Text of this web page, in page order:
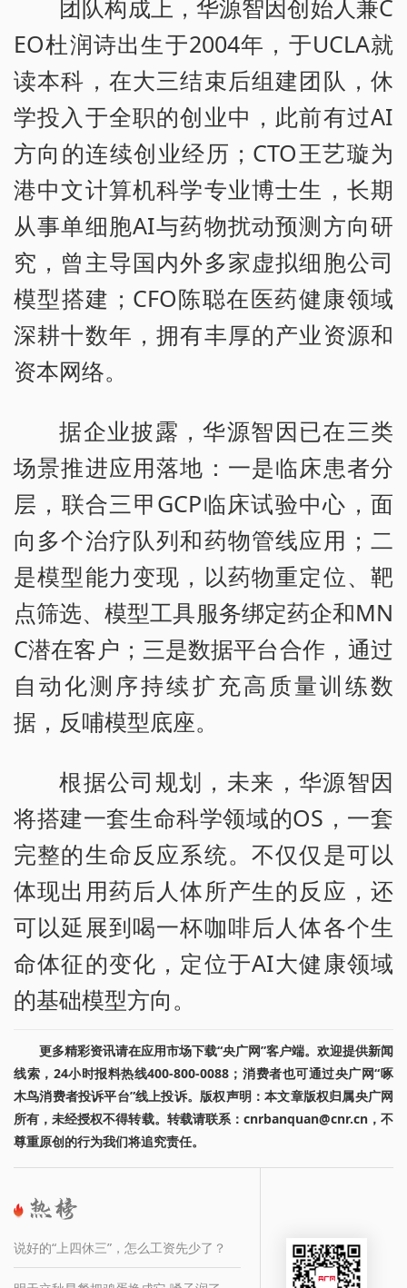
团队构成上，华源智因创始人兼C
EO杜润诗出生于2004年，于UCLA就
读本科，在大三结束后组建团队，休
学投入于全职的创业中，此前有过AI
方向的连续创业经历；CTO王艺璇为
港中文计算机科学专业博士生，长期
从事单细胞AI与药物扰动预测方向研
究，曾主导国内外多家虚拟细胞公司
模型搭建；CFO陈聪在医药健康领域
深耕十数年，拥有丰厚的产业资源和
资本网络。
据企业披露，华源智因已在三类
场景推进应用落地：一是临床患者分
层，联合三甲GCP临床试验中心，面
向多个治疗队列和药物管线应用；二
是模型能力变现，以药物重定位、靶
点筛选、模型工具服务绑定药企和MN
C潜在客户；三是数据平台合作，通过
自动化测序持续扩充高质量训练数
据，反哺模型底座。
根据公司规划，未来，华源智因
将搭建一套生命科学领域的OS，一套
完整的生命反应系统。不仅仅是可以
体现出用药后人体所产生的反应，还
可以延展到喝一杯咖啡后人体各个生
命体征的变化，定位于AI大健康领域
的基础模型方向。
更多精彩资讯请在应用市场下载“央广网”客户端。欢迎提供新闻
线索，24小时报料热线400-800-0088；消费者也可通过央广网“啄
木鸟消费者投诉平台”线上投诉。版权声明：本文章版权归属央广网
所有，未经授权不得转载。转载请联系：cnrbanquan@cnr.cn，不
尊重原创的行为我们将追究责任。
说好的“上四休三”，怎么工资先少了？